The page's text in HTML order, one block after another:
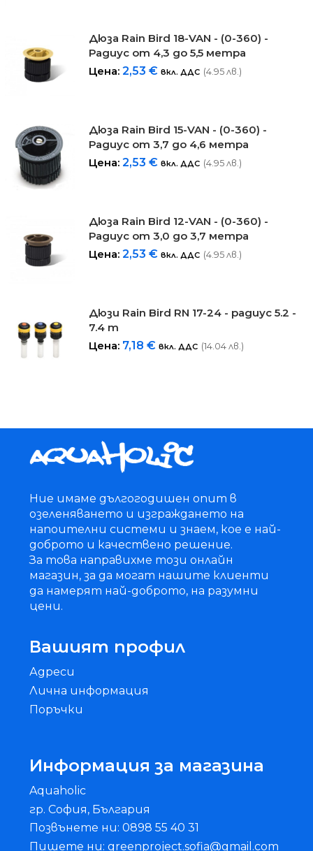
Дюза Rain Bird 18-VAN - (0-360) -
Радиус от 4,3 до 5,5 метра
Цена:2,53€ вкл. ДДС (4.95 лв.)
Дюза Rain Bird 15-VAN - (0-360) -
Радиус от 3,7 до 4,6 метра
Цена:2,53€ вкл. ДДС (4.95 лв.)
Дюза Rain Bird 12-VAN - (0-360) -
Радиус от 3,0 до 3,7 метра
Цена:2,53€ вкл. ДДС (4.95 лв.)
Дюзи Rain Bird RN 17-24 - радиус 5.2 -
7.4 m
Цена: 7,18€ вкл. ДДС (14.04 лв.)
Ние имаме дългогодишен опит в
озеленяването и изграждането на
напоителни системи и знаем, кое е най-
доброто и качествено решение.
За това направихме този онлайн
магазин, за да могат нашите клиенти
да намерят най-доброто, на разумни
цени.
Вашият профил
Адреси
Лична информация
Поръчки
Информация за магазина
Aquaholic
гр. София, България
Позвънете ни: 0898 55 40 31
Пишете ни: greenproject.sofia@gmail.com